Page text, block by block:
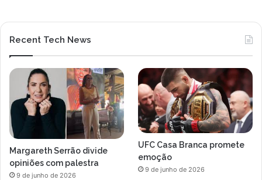
Recent Tech News
Margareth Serrão divide
opiniões com palestra
9 de junho de 2026
UFC Casa Branca promete
emoção
9 de junho de 2026